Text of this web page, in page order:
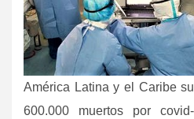
América Latina y el Caribe
600.000 muertos por